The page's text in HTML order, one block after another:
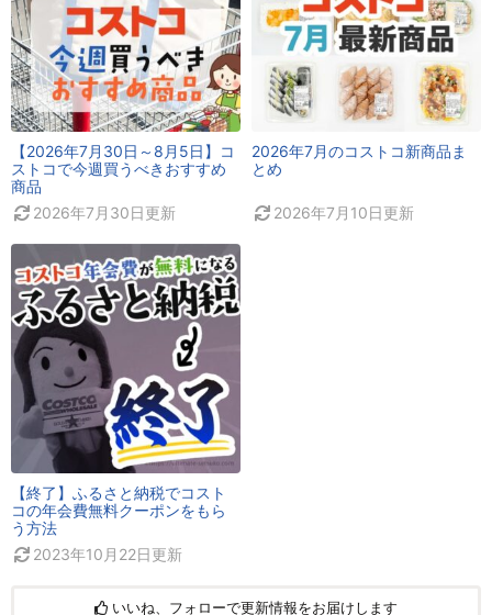
【2026年7月30日～8月5日】コ
ストコで今週買うべきおすすめ
商品
2026年7月30日更新
2026年7月のコストコ新商品ま
とめ
2026年7月10日更新
【終了】ふるさと納税でコスト
コの年会費無料クーポンをもら
う方法
2023年10月22日更新
いいね、フォローで更新情報をお届けします